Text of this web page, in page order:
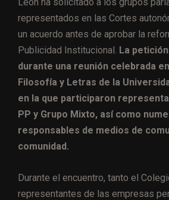
representados en las Cortes
un acuerdo antes de aprobar la
Publicidad Institucional. La
durante una reunión celebrada
Filosofía y Letras de la
en la que participaron
PP y Grupo Mixto, así como
responsables de medios de
comunidad.
Durante el encuentro, tanto el
representantes de las empresas